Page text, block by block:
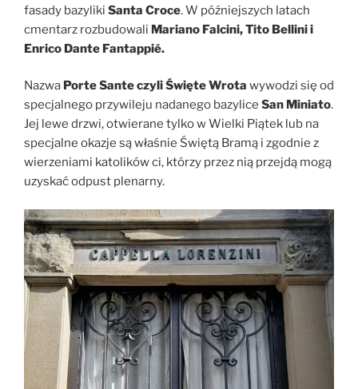
fasady bazyliki Santa Croce. W późniejszych latach
cmentarz rozbudowali Mariano Falcini, Tito Bellini i
Enrico Dante Fantappié.
Nazwa Porte Sante czyli Święte Wrota wywodzi się od
specjalnego przywileju nadanego bazylice San Miniato.
Jej lewe drzwi, otwierane tylko w Wielki Piątek lub na
specjalne okazje są właśnie Świętą Bramą i zgodnie z
wierzeniami katolików ci, którzy przez nią przejdą mogą
uzyskać odpust plenarny.